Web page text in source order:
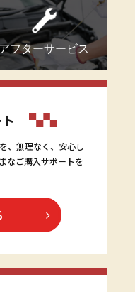
フターサービス
、無理なく、安心し
なご購入サポートを